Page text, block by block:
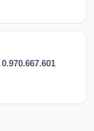
0.970.667.601